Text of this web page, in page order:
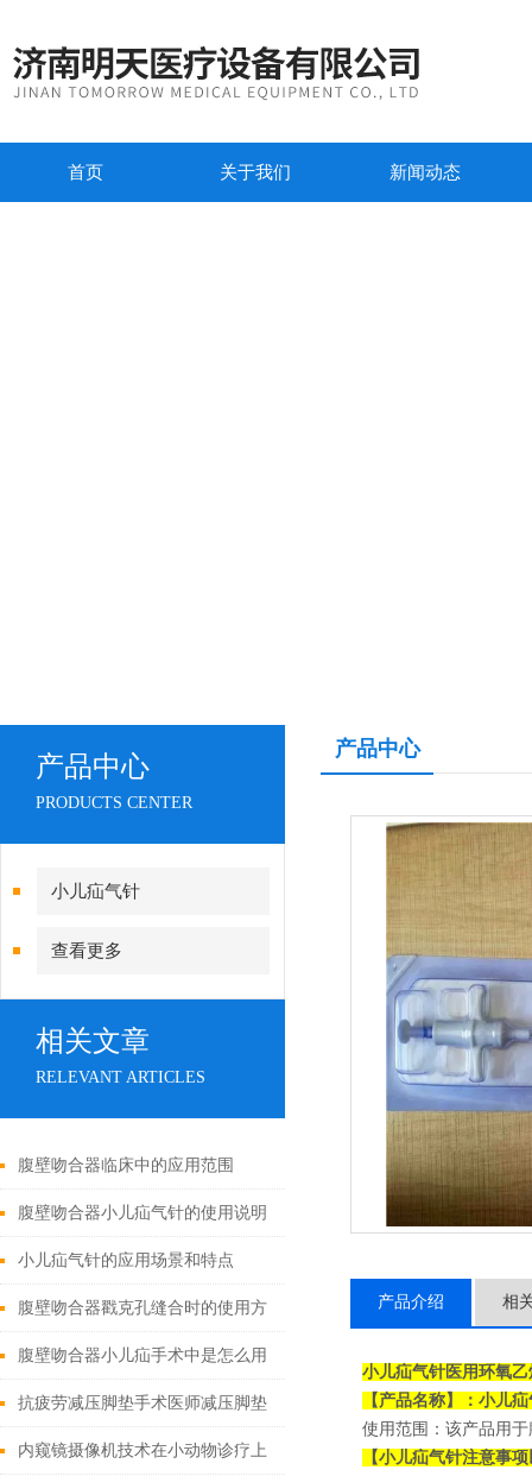
首页 关于我们 新闻动态
产品中心
PRODUCTS CENTER
小儿疝气针
查看更多
相关文章
RELEVANT ARTICLES
腹壁吻合器临床中的应用范围
腹壁吻合器小儿疝气针的使用说明
小儿疝气针的应用场景和特点
腹壁吻合器戳克孔缝合时的使用方
法
腹壁吻合器小儿疝手术中是怎么用
的
抗疲劳减压脚垫手术医师减压脚垫
的特点
内窥镜摄像机技术在小动物诊疗上
产品中心
产品介绍 相
小儿疝气针医用环氧
【产品名称】： 小儿疝
使用范围：该产品用
【小儿疝气针注意事